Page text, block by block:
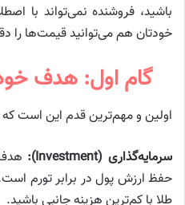
باشید، فروشنده نمی‌تواند با
خودتان هم می‌توانید قیمت‌ها را
گام اول: هدف
اولین و مهم‌ترین قدم این است که
سرمایه‌گذاری (Investment):
حفظ ارزش پول در برابر تورم
طلا با کم‌ترین هزینه جانبی باشید.